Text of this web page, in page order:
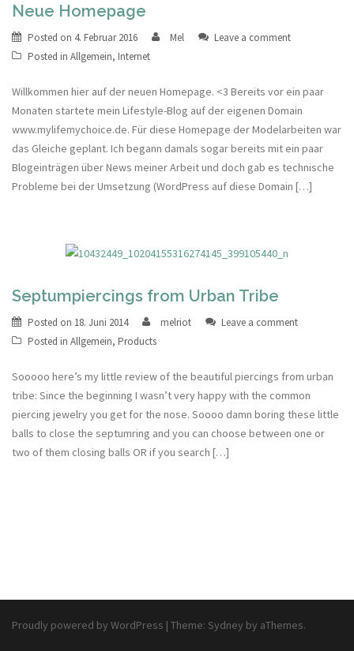
Neue Homepage
Posted on 4. Februar 2016 Mel
Leave a comment
Posted in Allgemein, Internet
Willkommen hier auf der neuen Homepage. <3 Bereits vor ein paar
Monaten startete mein Lifestyle-Blog auf der eigenen Domain
www.mylifemychoice.de. Für diese Homepage der Modelarbeiten war
das Gleiche geplant. Ich begann damals sogar bereits mit ein paar
Blogeinträgen über News meiner Arbeit und doch gab es technische
Probleme bei der Umsetzung (WordPress auf diese Domain […]
Septumpiercings from Urban Tribe
Posted on 18. Juni 2014 melriot
Leave a comment
Posted in Allgemein, Products
Sooooo here’s my little review of the beautiful piercings from urban
tribe: Since the beginning I wasn’t very happy with the common
piercing jewelry you get for the nose. Soooo damn boring these little
balls to close the septumring and you can choose between one or
two of them closing balls OR if you search […]
Proudly powered by WordPress | Theme: Sydney by aThemes.